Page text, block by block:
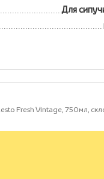
Для
Fresh Vintage, 750мл,